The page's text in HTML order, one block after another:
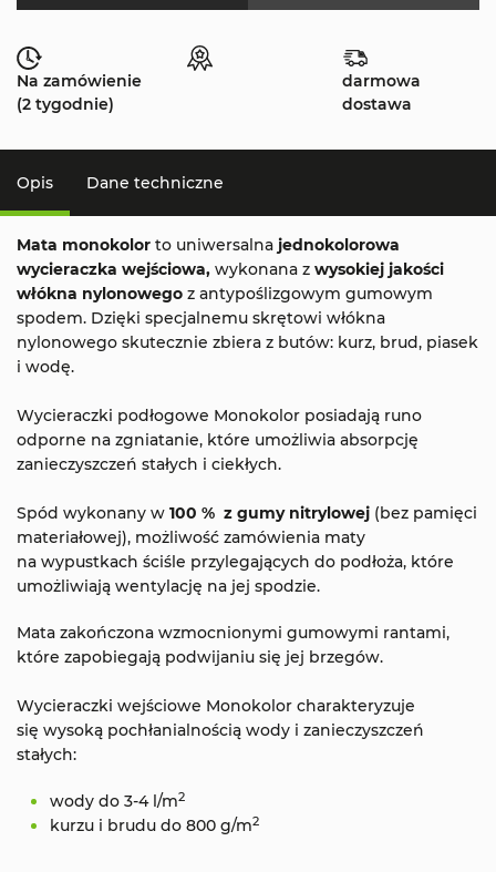
Na zamówienie
(2 tygodnie)
darmowa
dostawa
Opis Dane techniczne
Mata monokolor to uniwersalna jednokolorowa
wycieraczka wejściowa, wykonana z wysokiej jakości
włókna nylonowego z antypoślizgowym gumowym
spodem. Dzięki specjalnemu skrętowi włókna
nylonowego skutecznie zbiera z butów: kurz, brud, piasek
i wodę.
Wycieraczki podłogowe Monokolor posiadają runo
odporne na zgniatanie, które umożliwia absorpcję
zanieczyszczeń stałych i ciekłych.
Spód wykonany w 100 % z gumy nitrylowej (bez pamięci
materiałowej), możliwość zamówienia maty
na wypustkach ściśle przylegających do podłoża, które
umożliwiają wentylację na jej spodzie.
Mata zakończona wzmocnionymi gumowymi rantami,
które zapobiegają podwijaniu się jej brzegów.
Wycieraczki wejściowe Monokolor charakteryzuje
się wysoką pochłanialnością wody i zanieczyszczeń
stałych:
wody do 3-4 l/m2
kurzu i brudu do 800 g/m2